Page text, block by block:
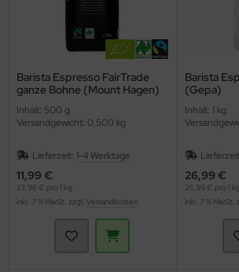
Barista Espresso FairTrade
ganze Bohne (Mount Hagen)
Inhalt: 500 g
Versandgewicht: 0,500 kg
Lieferzeit: 1-4 Werktage
11,99 €
23,98 € pro 1 kg
inkl. 7 % MwSt. zzgl. Versandkosten
Barista
(Gepa)
Inhalt: 1 kg
26,99 €
26,99 € pro 1 kg
inkl. 7 % MwSt.